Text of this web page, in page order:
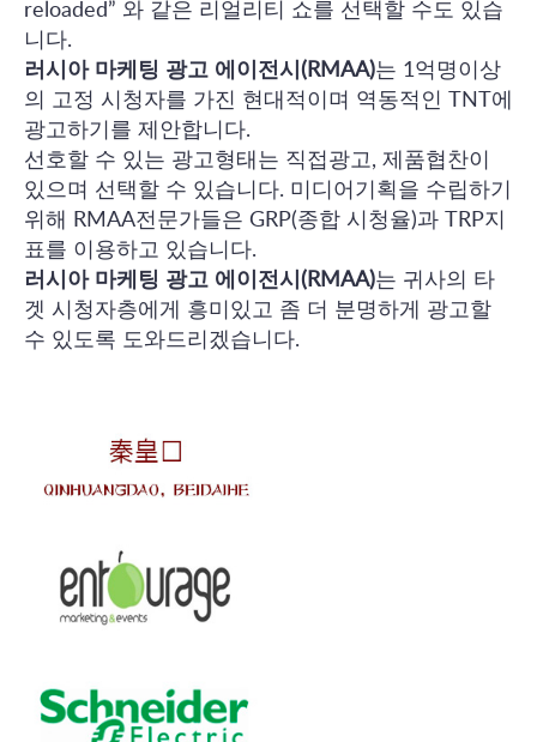
reloaded” 와 같은 리얼리티 쇼를 선택할 수도 있습
니다.
러시아 마케팅 광고 에이전시(RMAA)는 1억명이상
의 고정 시청자를 가진 현대적이며 역동적인 TNT에
광고하기를 제안합니다.
선호할 수 있는 광고형태는 직접광고, 제품협찬이
있으며 선택할 수 있습니다. 미디어기획을 수립하기
위해 RMAA전문가들은 GRP(종합 시청율)과 TRP지
표를 이용하고 있습니다.
러시아 마케팅 광고 에이전시(RMAA)는 귀사의 타
겟 시청자층에게 흥미있고 좀 더 분명하게 광고할
수 있도록 도와드리겠습니다.